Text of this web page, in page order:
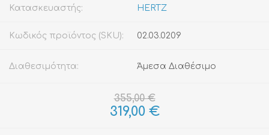
Κατασκευαστής: HERTZ
Κωδικός προϊόντος (SKU): 02.03.0209
Διαθεσιμότητα: Άμεσα Διαθέσιμο
355,00 €
319,00 €